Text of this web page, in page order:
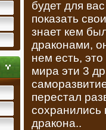
будет для
показать
знает кем
драконами,
нем есть,
мира эти 3
перестал
сохранились
дракона..